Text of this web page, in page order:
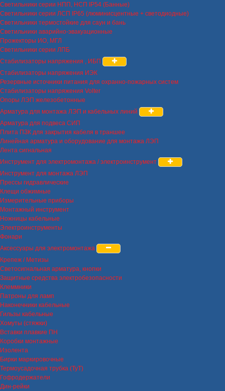
Светильники серии НПП, НСП IP54 (Банные)
Светильники серии ЛСП IP65 (люминисцентные + светодиодные)
Светильники термостойкие для саун и бань
Светильники аварийно-эвакуационные
Прожекторы ИО, МГЛ
Светильники серии ЛПБ
Стабилизаторы напряжения , ИБП
Стабилизаторы напряжения ИЭК
Резервные источники питания для охранно-пожарных систем
Стабилизаторы напряжения Volter
Опоры ЛЭП железобетонные
Арматура для монтажа ЛЭП и кабельных линий
Арматура для подвеса СИП
Плита ПЗК для закрытия кабеля в траншее
Линейная арматура и оборудование для монтажа ЛЭП
Лента сигнальная
Инструмент для электромонтажа / электроинструмент
Инструмент для монтажа ЛЭП
Прессы гидравлические
Клещи обжимные
Измерительные приборы
Монтажный инструмент
Ножницы кабельные
Электроинструменты
Фонари
Аксессуары для электромонтажа
Крепеж / Метизы
Светосигнальная арматура, кнопки
Защитные средства электробезопасности
Клеммники
Патроны для ламп
Наконечники кабельные
Гильзы кабельные
Хомуты (стяжки)
Вставки плавкие ПН
Коробки монтажные
Изолента
Бирки маркировочные
Термоусадочная трубка (ТуТ)
Гофродержатели
Дин-рейки